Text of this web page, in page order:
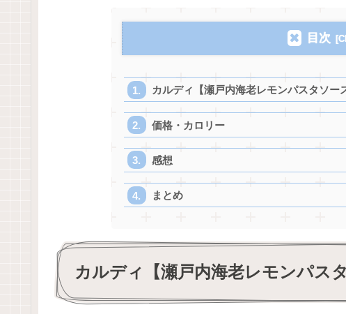
目次
カルディ【瀬戸内海老レモンパスタソー
価格・カロリー
感想
まとめ
カルディ【瀬戸内海老レモンパス